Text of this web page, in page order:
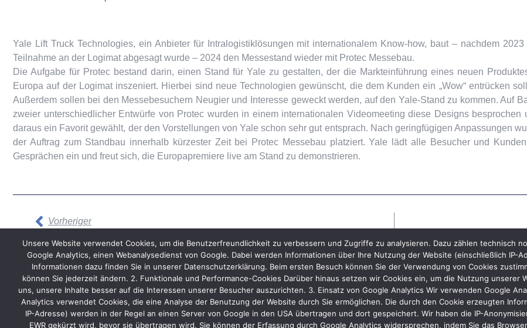
Yale Lift Truck Technologies, ein Anbieter für Intralogistiklösungen mit internationalem Know-how, baut – nachdem 2023
Teilnahme an der Logimat abgesagt wurde – 2024 den Messestand wieder mit Protec Messebau.
Die Aufgabe für Protec bestand darin, einen Stand für Yale zu gestalten, der die Markteinführung eines neuen
Europa auf der Logimat inszeniert. Hierbei sind neue Technologien gewünscht, die dem Kunden ein „Wow“ entrücken
Außerdem sollen bei den Messebesuchern Neugier und Interesse geweckt werden, auf den Yale-Stand zu kommen. Auf
zweier unterschiedlicher Entwürfe von Protec wurden in einem internationalen Videomeeting diese Designs besprochen
daraus ein Favorit gewählt, der den Vorstellungen von Yale schon sehr gut entsprach. Nach geringfügigen Anpassungen
der Auftrag zum Standbau innerhalb kürzester Zeit bei Protec Messebau platziert. Yale lädt alle Besucher und
Gesprächen ein und freut sich, die Europapremiere live am Stand zu demonstrieren.
Vorheriger
Start Kontakt AGB Datenschutz Impressum
Unsere Website verwendet Cookies, um die Benutzerfreundlichkeit zu verbessern und Zugriffe zu analysieren. Dazu zählen technisch
Google Analytics, einen Webanalysedienst von Google. Dabei werden Informationen über Ihre Nutzung der Website (einschließlich IP-
Informationen dazu finden Sie in unserer Datenschutzerklärung. Beim ersten Besuch können Sie der Verwendung von Cookies
können Sie jederzeit ändern. 2. Funktionale und Performance-Cookies Darüber hinaus setzen wir Cookies ein, um die Nutzung
uns, unsere Inhalte besser auf die Interessen unserer Besucher auszurichten. 3. Einsatz von Google Analytics Wir verwenden Google
Analytics verwendet Cookies, die eine Analyse der Benutzung der Website durch Sie ermöglichen. Die durch den Cookie erzeugten
IP-Adresse) werden in der Regel an einen Server von Google in den USA übertragen und dort gespeichert. Wir haben die IP-
EWR gekürzt wird, bevor sie übertragen wird. Sie können der Erfassung durch Google Analytics widersprechen, indem Sie das